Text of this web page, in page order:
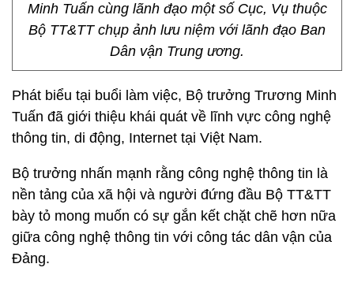
Minh Tuấn cùng lãnh đạo một số Cục, Vụ thuộc
Bộ TT&TT chụp ảnh lưu niệm với lãnh đạo Ban
Dân vận Trung ương.
Phát biểu tại buổi làm việc, Bộ trưởng Trương Minh
Tuấn đã giới thiệu khái quát về lĩnh vực công nghệ
thông tin, di động, Internet tại Việt Nam.
Bộ trưởng nhấn mạnh rằng công nghệ thông tin là
nền tảng của xã hội và người đứng đầu Bộ TT&TT
bày tỏ mong muốn có sự gắn kết chặt chẽ hơn nữa
giữa công nghệ thông tin với công tác dân vận của
Đảng.